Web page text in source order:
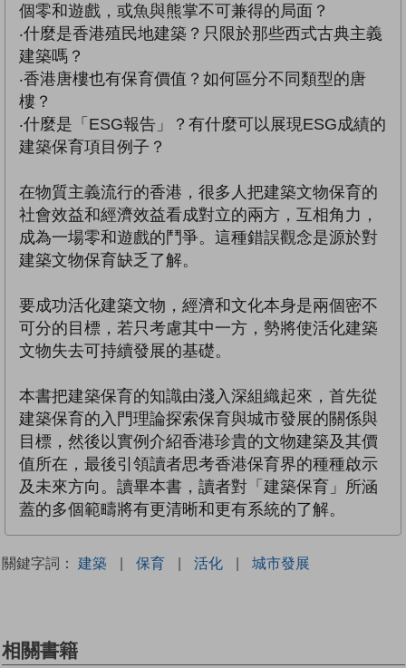
個零和遊戲，或魚與熊掌不可兼得的局面？
‧什麼是香港殖民地建築？只限於那些西式古典主義
建築嗎？
‧香港唐樓也有保育價值？如何區分不同類型的唐
樓？
‧什麼是「ESG報告」？有什麼可以展現ESG成績的
建築保育項目例子？
在物質主義流行的香港，很多人把建築文物保育的
社會效益和經濟效益看成對立的兩方，互相角力，
成為一場零和遊戲的鬥爭。這種錯誤觀念是源於對
建築文物保育缺乏了解。
要成功活化建築文物，經濟和文化本身是兩個密不
可分的目標，若只考慮其中一方，勢將使活化建築
文物失去可持續發展的基礎。
本書把建築保育的知識由淺入深組織起來，首先從
建築保育的入門理論探索保育與城市發展的關係與
目標，然後以實例介紹香港珍貴的文物建築及其價
值所在，最後引領讀者思考香港保育界的種種啟示
及未來方向。讀畢本書，讀者對「建築保育」所涵
蓋的多個範疇將有更清晰和更有系統的了解。
關鍵字詞： 建築 | 保育 | 活化 | 城市發展
相關書籍